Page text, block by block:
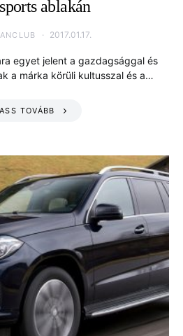
ablakán
2017.01.17.
egyet jelent a gazdagsággal és
a márka körüli kultusszal és a…
TOVÁBB